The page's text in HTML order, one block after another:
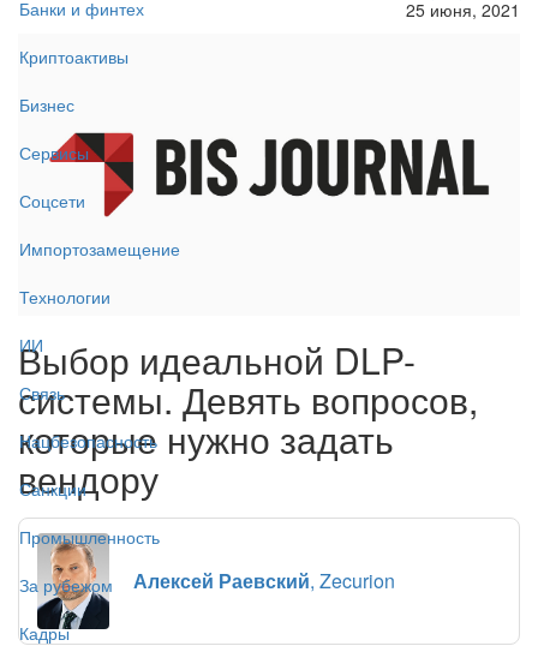
Банки и финтех
Криптоактивы
Бизнес
Сервисы
Соцсети
Импортозамещение
Технологии
ИИ
Связь
Нацбезопасность
Санкции
Промышленность
За рубежом
Кадры
25 июня, 2021
Выбор идеальной DLP-
системы. Девять вопросов,
которые нужно задать
вендору
Алексей Раевский, Zecurion